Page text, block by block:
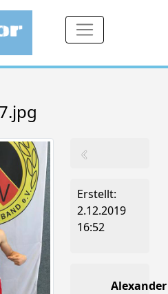
Erstellt:
2.12.2019
16:52
Alexander